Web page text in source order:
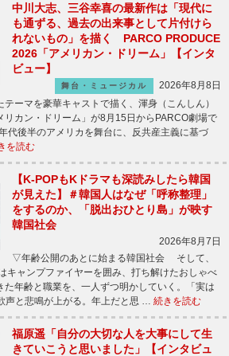
中川大志、三谷幸喜の最新作は「現代に
も通ずる、過去の出来事として片付けら
れないもの」を描く PARCO PRODUCE
2026「アメリカン・ドリーム」【インタ
ビュー】
舞台・ミュージカル
2026年8月8日
ーマを豪華キャストで描く、渾身（こんしん）
リカン・ドリーム」が8月15日からPARCO劇場で
代後半のアメリカを舞台に、反共産主義に基づ
を読む
【K-POPもKドラマも深読みしたら韓国
が見えた】＃韓国人はなぜ「呼称整理」
をするのか、「脱出おひとり島」が映す
韓国社会
2026年8月7日
▽年齢公開のあとに始まる韓国社会 そして、
ャンプファイヤーを囲み、打ち解けたおしゃべ
た年齢と職業を、一人ずつ明かしていく。「実は
と悲鳴が上がる。年上だと思 … 続きを読む
福原遥「自分の大切な人を大事にして生
きていこうと思いました」【インタビュ